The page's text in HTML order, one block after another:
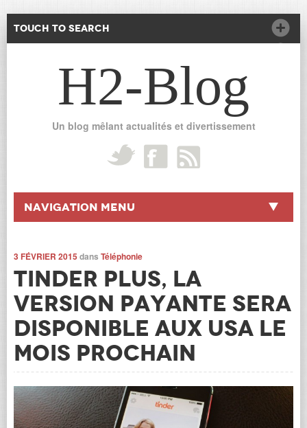
Touch to Search
H2-Blog
Un blog mêlant actualités et divertissement
Navigation Menu
3 FÉVRIER 2015 dans Téléphonie
Tinder Plus, la
version payante sera
disponible aux USA le
mois prochain